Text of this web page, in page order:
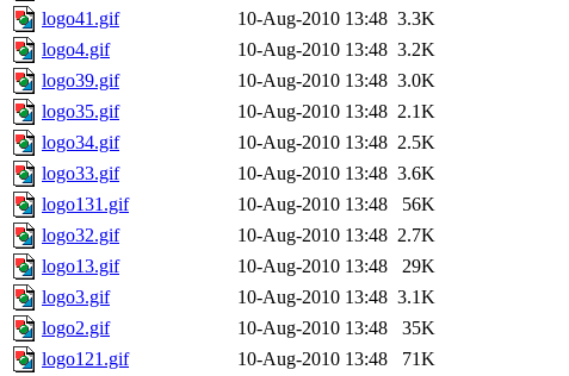
logo41.gif
10-Aug-2010 13:48 3.3K
logo4.gif
10-Aug-2010 13:48 3.2K
logo39.gif
10-Aug-2010 13:48 3.0K
logo35.gif
10-Aug-2010 13:48 2.1K
logo34.gif
10-Aug-2010 13:48 2.5K
logo33.gif
10-Aug-2010 13:48 3.6K
logo131.gif
10-Aug-2010 13:48
56K
logo32.gif
10-Aug-2010 13:48 2.7K
logo13.gif
10-Aug-2010 13:48
29K
logo3.gif
10-Aug-2010 13:48 3.1K
logo2.gif
10-Aug-2010 13:48
35K
logo121.gif
10-Aug-2010 13:48
71K